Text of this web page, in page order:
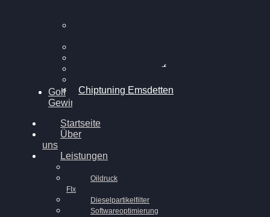
Chiptuning Schüttorf
Chiptuning Emsdetten
Golf
Gewinnspiel
Startseite
Über
uns
Leistungen
Oildruck
FIx
Dieselpartikelfilter
Softwareoptimierung